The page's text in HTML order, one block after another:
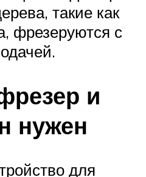
такие как
фрезеруются с
и
нужен
для